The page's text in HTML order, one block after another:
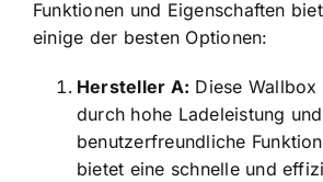
Funktionen und Eigenschaften
einige der besten Optionen:
Hersteller A: Diese
durch hohe Ladeleistung und
benutzerfreundliche
bietet eine schnelle und